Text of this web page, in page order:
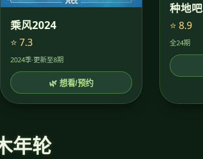
乘风2024
⭐ 7.3
2024季·更新至8期
🌿 想看/预约
种地
⭐ 8.9
全24期
年轮